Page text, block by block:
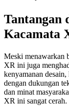
Tantangan
Kacamata
Meski menawarkan
XR ini juga
kenyamanan
dengan dukungan
dan minat
XR ini sangat cerah.